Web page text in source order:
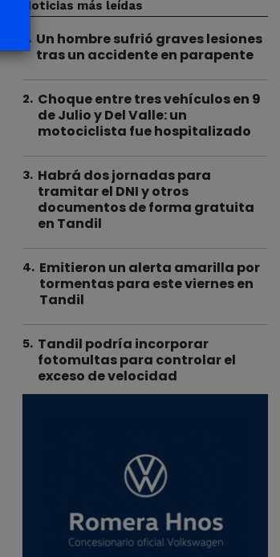
Noticias más leídas
. Un hombre sufrió graves lesiones
tras un accidente en parapente
2. Choque entre tres vehículos en 9
de Julio y Del Valle: un
motociclista fue hospitalizado
3. Habrá dos jornadas para
tramitar el DNI y otros
documentos de forma gratuita
en Tandil
4. Emitieron un alerta amarilla por
tormentas para este viernes en
Tandil
5. Tandil podría incorporar
fotomultas para controlar el
exceso de velocidad